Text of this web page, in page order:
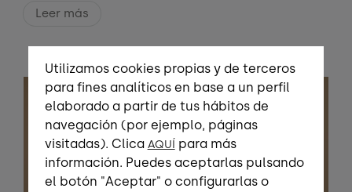
Leer más
Utilizamos cookies propias y de terceros
para fines analíticos en base a un perfil
elaborado a partir de tus hábitos de
navegación (por ejemplo, páginas
visitadas). Clica AQUÍpara más
información. Puedes aceptarlas pulsando
el botón "Aceptar" o configurarlas o